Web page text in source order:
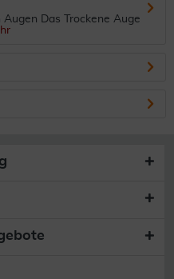
Das Trockene Auge